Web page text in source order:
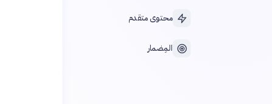
محتوى متقدم
المِضمار